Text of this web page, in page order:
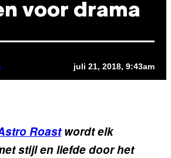
voor drama
juli 21, 2018, 9:43am
Roastwordt elk
stijl en liefde door het